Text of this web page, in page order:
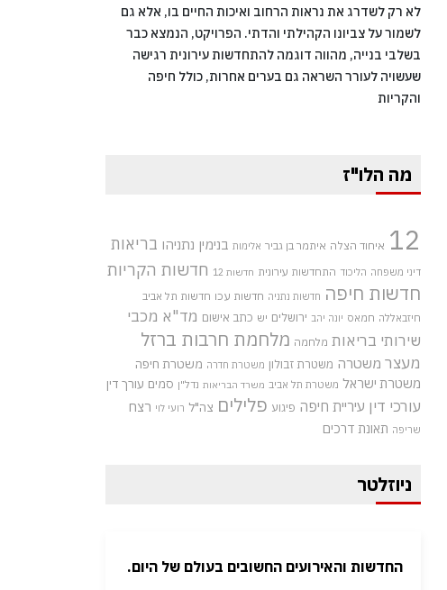
לא רק לשדרג את נראות הרחוב ואיכות החיים בו, אלא גם
לשמור על צביונו הקהילתי והדתי. הפרויקט, הנמצא כבר
בשלבי בנייה, מהווה דוגמה להתחדשות עירונית רגישה
שעשויה לעורר השראה גם בערים אחרות, כולל חיפה
והקריות
מה הלו"ז
12 איחוד הצלה איתמר בן גביר אלימות בנימין נתניהו בריאות
דיני משפחה הליכוד התחדשות עירונית חדשות 12 חדשות הקריות
חדשות חיפה חדשות נתניה חדשות עכו חדשות תל אביב
חיזבאללה חמאס יונה יהב ירושלים יש כתב אישום מד"א מכבי
שירותי בריאות מלחמה מלחמת חרבות ברזל
מעצר משטרה משטרת זבולון משטרת חדרה משטרת חיפה
משטרת ישראל משטרת תל אביב משרד הבריאות נדל"ן סמים עורך דין
עורכי דין עיריית חיפה פיגוע פלילים צה"ל רועי לוי רצח
שריפה תאונת דרכים
ניוזלטר
החדשות והאירועים החשובים בעולם של היום.